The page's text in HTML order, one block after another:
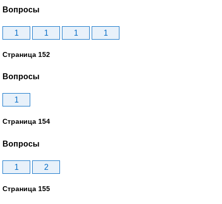
Вопросы
1 1 1 1
Страница 152
Вопросы
1
Страница 154
Вопросы
1 2
Страница 155